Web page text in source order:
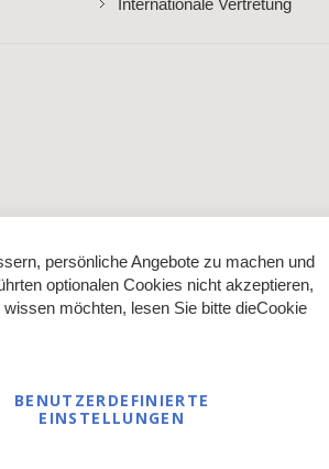
Internationale Vertretung
oder Personen mit Zertifikat im
persönliche Angebote zu machen und
optionalen Cookies nicht akzeptieren,
möchten, lesen Sie bitte dieCookie
BENUTZERDEFINIERTE
EINSTELLUNGEN